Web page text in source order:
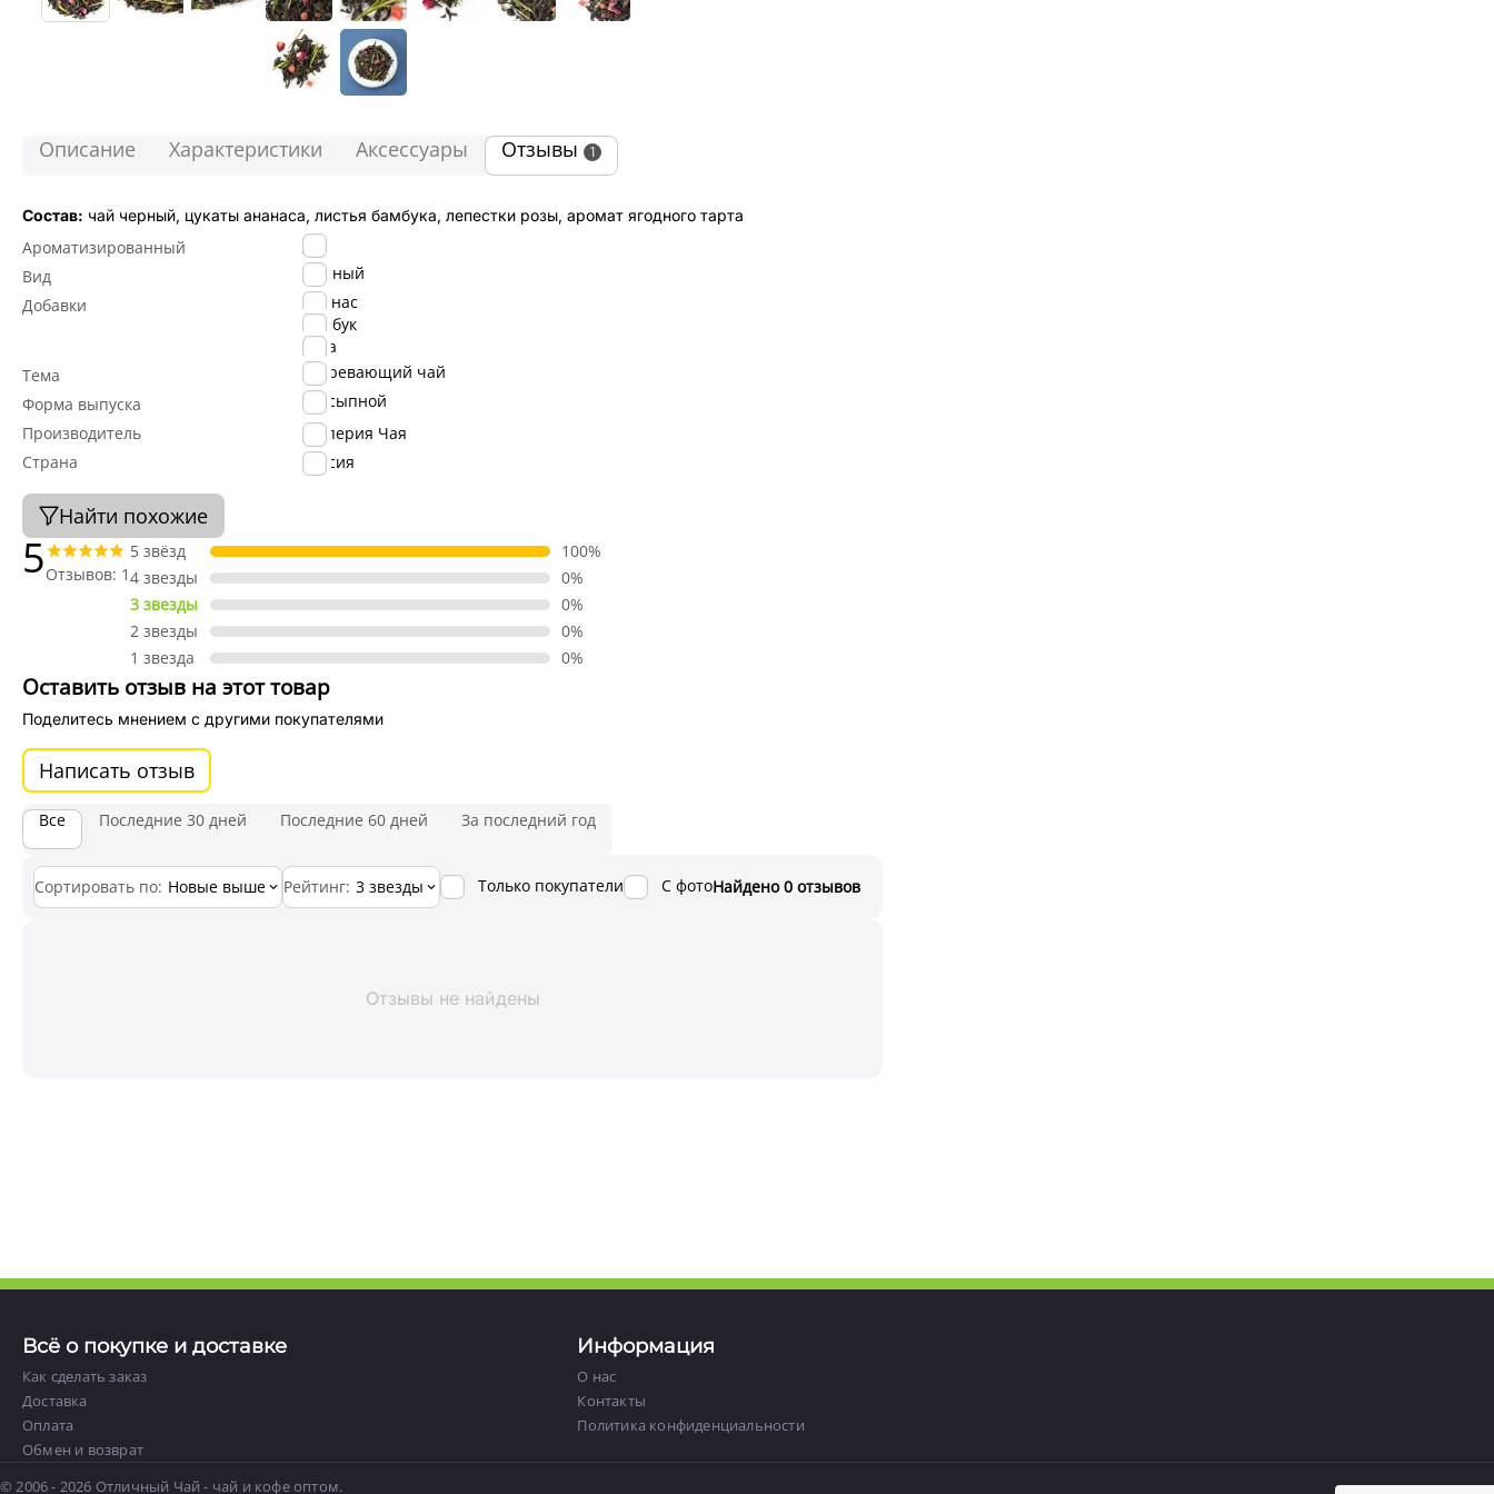
Описание Характеристики Аксессуары Отзывы 1
Состав: чай черный, цукаты ананаса, листья бамбука, лепестки розы, аромат ягодного тарта
Ароматизированный
Да
Вид
Черный
Добавки
Ананас
Бамбук
Роза
Тема
Согревающий чай
Форма выпуска
Рассыпной
Производитель
Империя Чая
Страна
Россия
Найти похожие
5Отзывов: 1
5 звёзд
100%
4 звезды
0%
3 звезды
0%
2 звезды
0%
1 звезда
0%
Оставить отзыв на этот товар
Поделитесь мнением с другими покупателями
Написать отзыв
Все Последние 30 дней Последние 60 дней За последний год
Сортировать по: Новые выше Рейтинг: 3 звезды Только покупатели С фотоНайдено 0 отзывов
Отзывы не найдены
Всё о покупке и доставке
Как сделать заказ
Доставка
Оплата
Обмен и возврат
Информация
О нас
Контакты
Политика конфиденциальности
© 2006 - 2026 Отличный Чай - чай и кофе оптом.